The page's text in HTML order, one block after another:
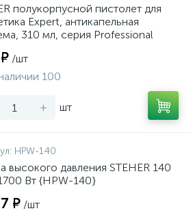
полукорпусной пистолет для
Expert, антикапельная
310 мл, серия Professional
/шт
100
+ шт
HPW-140
высокого давления STEHER 140
Вт {HPW-140}
₽ /шт